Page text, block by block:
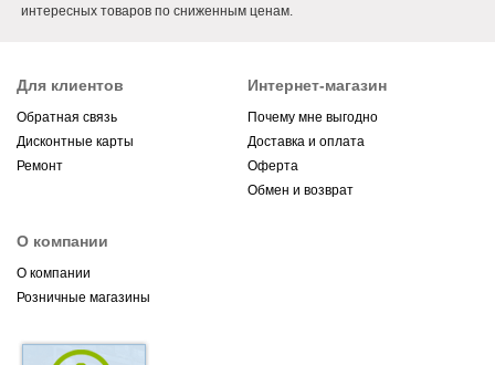
интересных товаров по сниженным ценам.
Для клиентов
Обратная связь
Дисконтные карты
Ремонт
Интернет-магазин
Почему мне выгодно
Доставка и оплата
Оферта
Обмен и возврат
О компании
О компании
Розничные магазины